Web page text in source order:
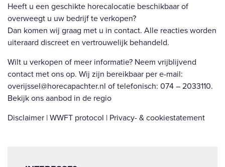
Heeft u een geschikte horecalocatie beschikbaar of
overweegt u uw bedrijf te verkopen?
Dan komen wij graag met u in contact. Alle reacties worden
uiteraard discreet en vertrouwelijk behandeld.
Wilt u verkopen of meer informatie? Neem vrijblijvend
contact met ons op. Wij zijn bereikbaar per e-mail:
overijssel@horecapachter.nl of telefonisch: 074 – 2033110.
Bekijk ons aanbod in de regio
Disclaimer | WWFT protocol | Privacy- & cookiestatement